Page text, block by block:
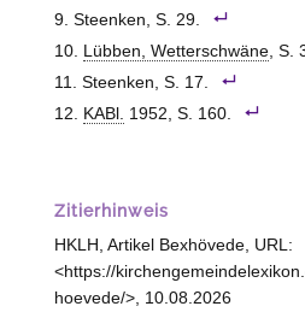
Steenken, S. 29.
Lübben, Wetterschwäne, S.
Steenken, S. 17.
KABl. 1952, S. 160.
Zitierhinweis
HKLH, Artikel Bexhövede, URL:
<https://
hoevede/>, 10.08.2026